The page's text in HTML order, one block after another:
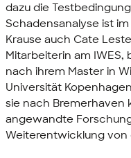
dazu die
Schadensanalyse ist
Krause auch Cate
Mitarbeiterin am
nach ihrem Master in
Universität
sie nach Bremerhaven
angewandte
Weiterentwicklung von